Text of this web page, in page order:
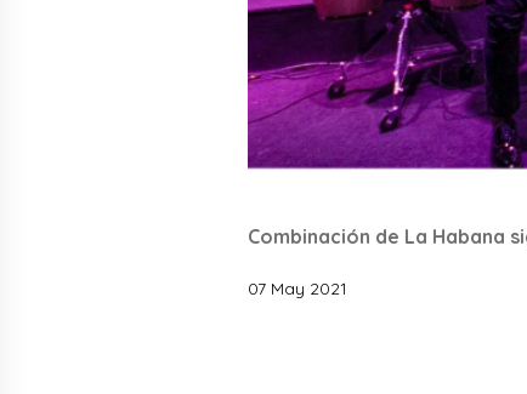
Combinación de La Habana
07 May 2021